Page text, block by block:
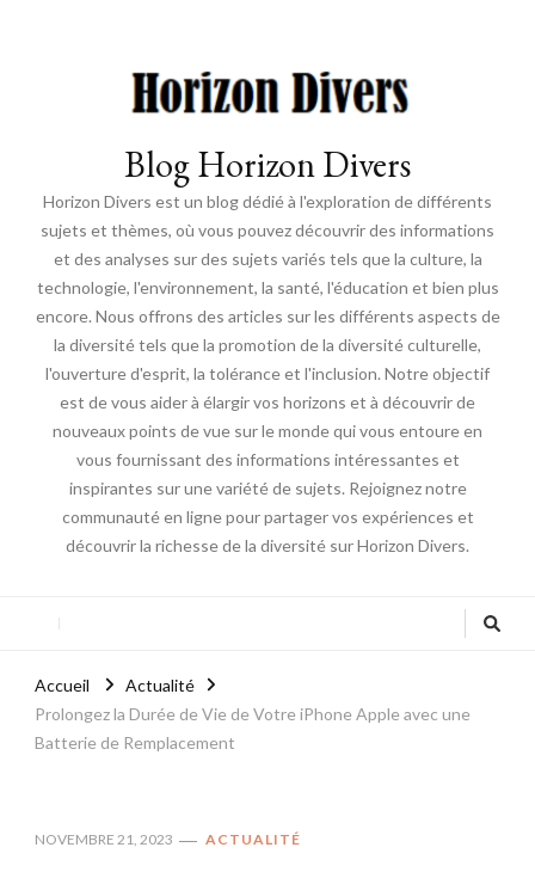
Blog Horizon Divers
Horizon Divers est un blog dédié à l'exploration de différents
sujets et thèmes, où vous pouvez découvrir des informations
et des analyses sur des sujets variés tels que la culture, la
technologie, l'environnement, la santé, l'éducation et bien plus
encore. Nous offrons des articles sur les différents aspects de
la diversité tels que la promotion de la diversité culturelle,
l'ouverture d'esprit, la tolérance et l'inclusion. Notre objectif
est de vous aider à élargir vos horizons et à découvrir de
nouveaux points de vue sur le monde qui vous entoure en
vous fournissant des informations intéressantes et
inspirantes sur une variété de sujets. Rejoignez notre
communauté en ligne pour partager vos expériences et
découvrir la richesse de la diversité sur Horizon Divers.
Accueil
Actualité
Prolongez la Durée de Vie de Votre iPhone Apple avec une
Batterie de Remplacement
NOVEMBRE 21, 2023 ACTUALITÉ